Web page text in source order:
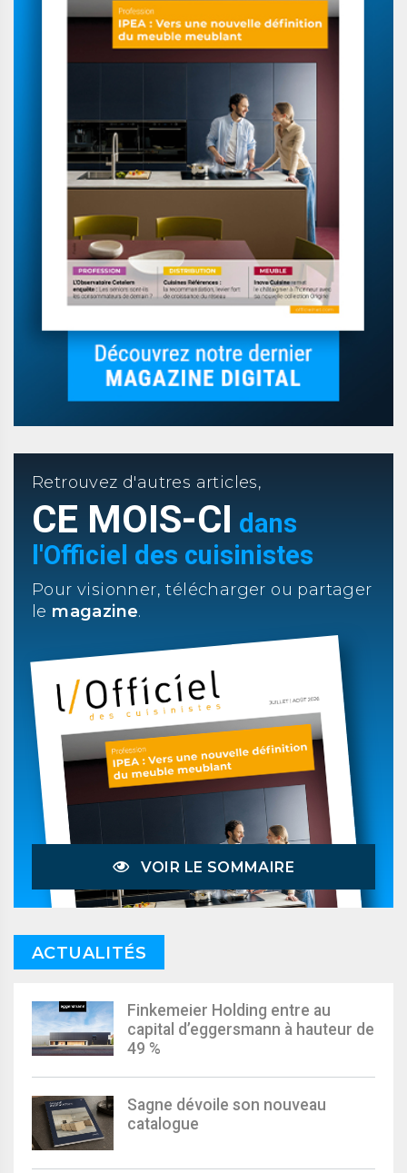
Retrouvez d'autres articles,
CE MOIS-CI dans
l'Officiel des cuisinistes
Pour visionner, télécharger ou partager
le magazine.
VOIR LE SOMMAIRE
ACTUALITÉS
Finkemeier Holding entre au
capital d’eggersmann à hauteur de
49 %
Sagne dévoile son nouveau
catalogue